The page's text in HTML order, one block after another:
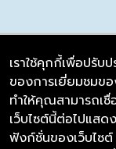
บริษัท ซิมลิงค์ จำ
98/226
Bangyai,
เราใช้คุกกี้เพื่อปรับ
ของการเยี่ยมชมข
ทำให้คุณสามารถเ
เว็บไซต์นี้ต่อไปแส
ฟังก์ชั่นของเว็บไซ